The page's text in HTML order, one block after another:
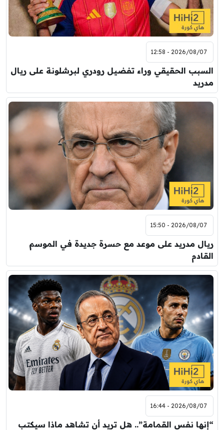
2026/08/07 - 12:58
السبب الحقيقي وراء تفضيل رودري لبرشلونة على ريال
مدريد
2026/08/07 - 15:50
ريال مدريد على موعد مع حسرة جديدة في الموسم
القادم
2026/08/07 - 16:44
“إنها نفس القمامة”.. هل تريد أن تشاهد ماذا سيكتب